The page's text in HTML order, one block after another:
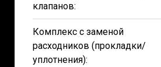
клапанов:
Комплекс с заменой
расходников (прокладки/
уплотнения):